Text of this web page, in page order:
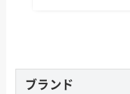
ブランド